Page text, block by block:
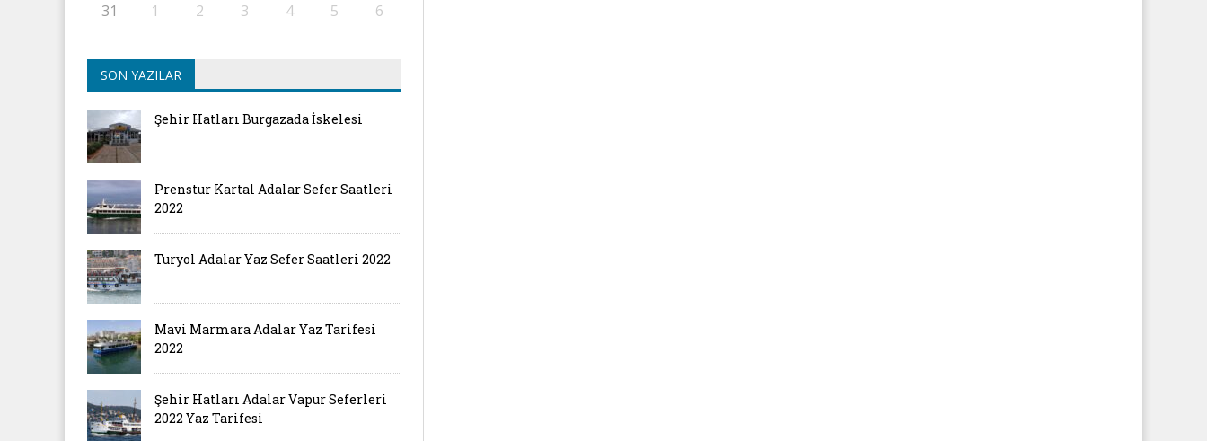
31 1 2 3 4 5 6
SON YAZILAR
Şehir Hatları Burgazada İskelesi
Prenstur Kartal Adalar Sefer Saatleri
2022
Turyol Adalar Yaz Sefer Saatleri 2022
Mavi Marmara Adalar Yaz Tarifesi
2022
Şehir Hatları Adalar Vapur Seferleri
2022 Yaz Tarifesi